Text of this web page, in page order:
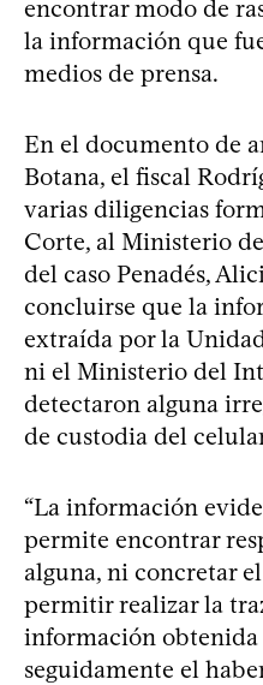
encontrar modo de
la información que
medios de prensa.
En el documento de
Botana, el fiscal
varias diligencias
Corte, al Ministerio
del caso Penadés,
concluirse que la
extraída por la
ni el Ministerio del
detectaron alguna
de custodia del
“La información
permite encontrar
alguna, ni concretar
permitir realizar la
información obtenida
seguidamente el